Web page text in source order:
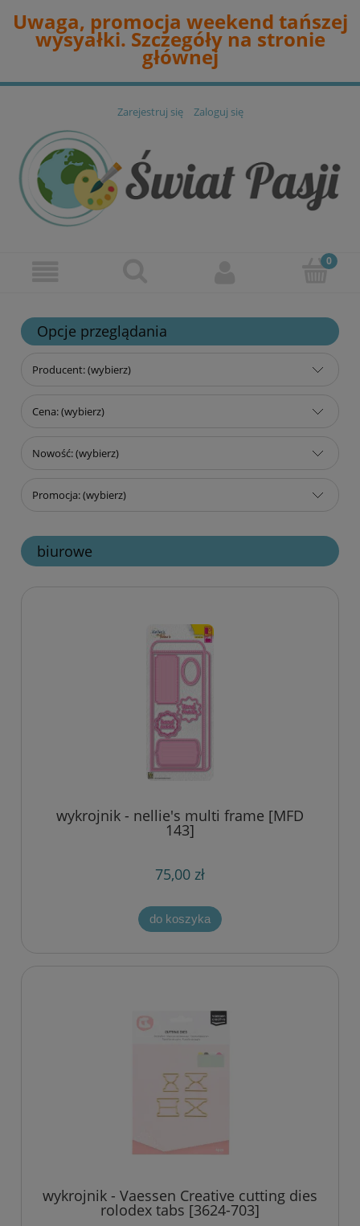
Uwaga, promocja weekend tańszej
wysyałki. Szczegóły na stronie
głównej
Zarejestruj się Zaloguj się
Opcje przeglądania
Producent: (wybierz)
Cena: (wybierz)
Nowość: (wybierz)
Promocja: (wybierz)
biurowe
wykrojnik - nellie's multi frame [MFD
143]
75,00 zł
do koszyka
wykrojnik - Vaessen Creative cutting dies
rolodex tabs [3624-703]